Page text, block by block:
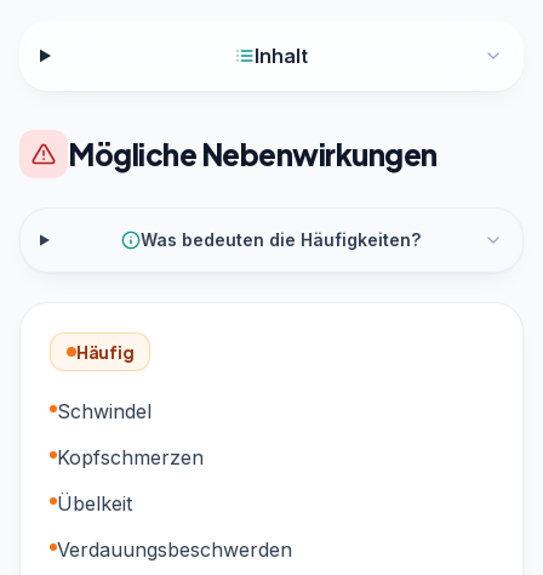
Inhalt
Mögliche Nebenwirkungen
Was bedeuten die Häufigkeiten?
Häufig
Schwindel
Kopfschmerzen
Übelkeit
Verdauungsbeschwerden